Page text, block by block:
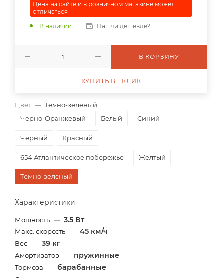
Цвет — Темно-зеленый
Черно-Оранжевый
Белый Синий
Черный Красный
654 Атлантическое побережье Желтый
Темно-зеленый
Характеристики
Мощность — 3.5 Вт
Макс. скорость — 45 км/ч
Вес — 39 кг
Амортизатор — пружинные
Тормоза — барабанные
Цена на сайте и в розничном магазине может
отличаться
В наличии
Нашли дешевле?
В КОРЗИНУ
КУПИТЬ В 1 КЛИК